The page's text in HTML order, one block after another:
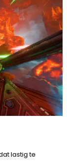
lastig te